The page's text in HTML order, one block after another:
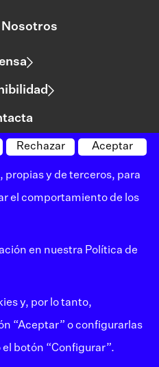
Nosotros
reservados
legal
cookies
Aceptar
Rechazar
propias y de terceros, para
el comportamiento de los
en nuestra Política de
y, por lo tanto,
“Aceptar” o configurarlas
botón “Configurar”.